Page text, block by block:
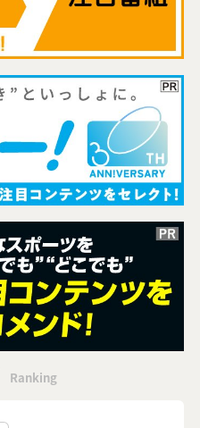
Ranking